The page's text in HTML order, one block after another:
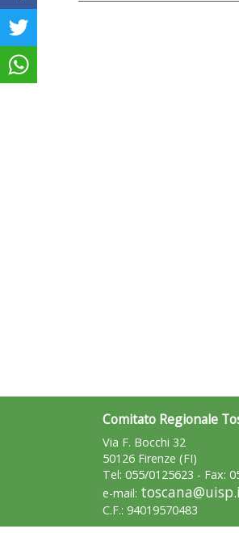
Comitato Regionale
Via F. Bocchi 32
50126 Firenze (FI)
Tel: 055/0125623 - Fax:
e-mail:
C.F.: 94019570483